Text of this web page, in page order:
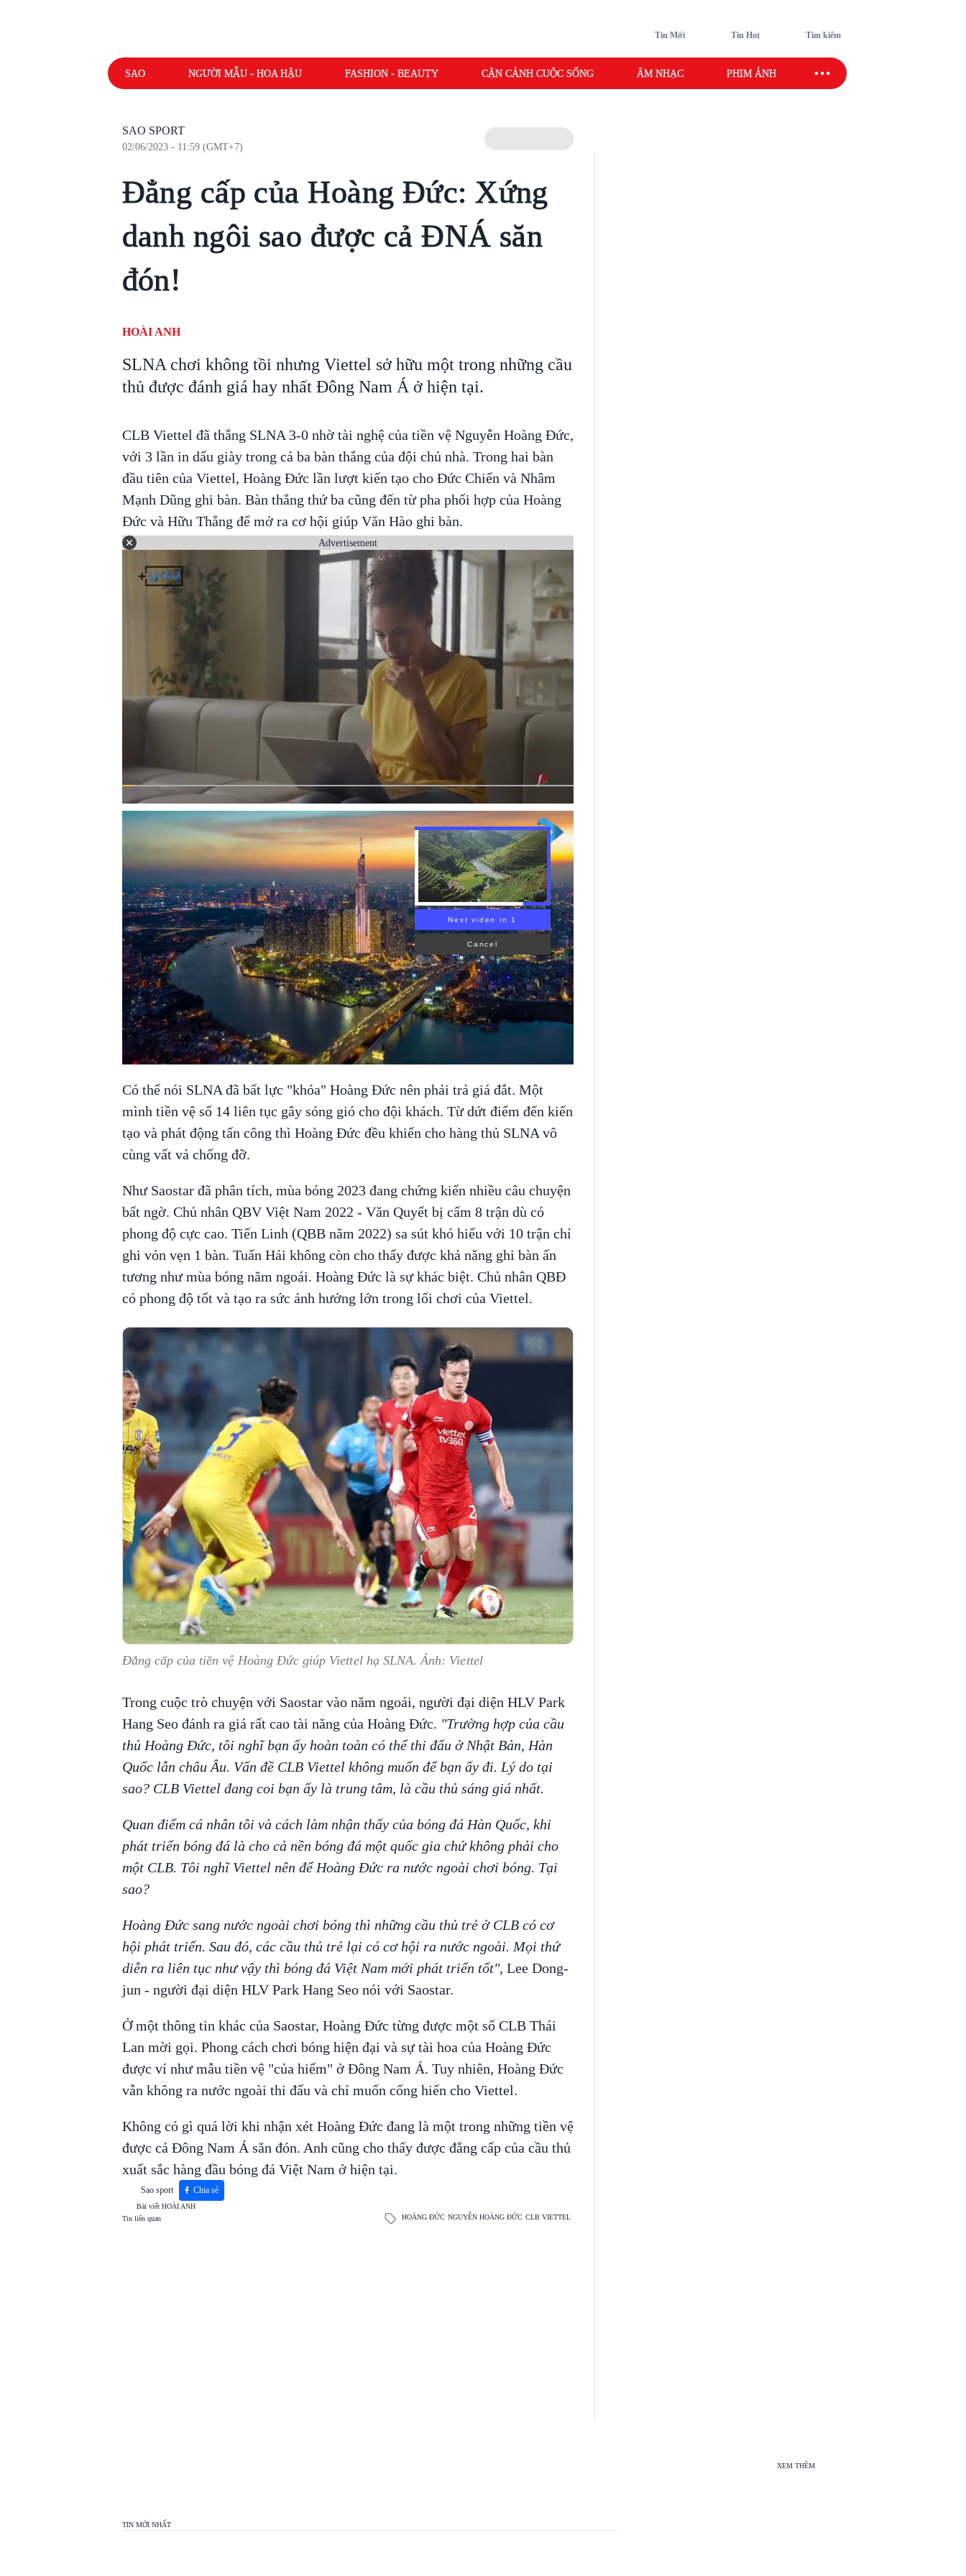
Tin Mới Tin Hot Tìm kiếm
SAO NGƯỜI MẪU - HOA HẬU FASHION - BEAUTY CẬN CẢNH CUỘC SỐNG ÂM NHẠC PHIM ẢNH SAO SPORT
SAO SPORT
02/06/2023 - 11:59 (GMT+7)
Đẳng cấp của Hoàng Đức: Xứng
danh ngôi sao được cả ĐNÁ săn
đón!
HOÀI ANH
SLNA chơi không tồi nhưng Viettel sở hữu một trong những cầu
thủ được đánh giá hay nhất Đông Nam Á ở hiện tại.
CLB Viettel đã thắng SLNA 3-0 nhờ tài nghệ của tiền vệ Nguyễn Hoàng Đức,
với 3 lần in dấu giày trong cả ba bàn thắng của đội chủ nhà. Trong hai bàn
đầu tiên của Viettel, Hoàng Đức lần lượt kiến tạo cho Đức Chiến và Nhâm
Mạnh Dũng ghi bàn. Bàn thắng thứ ba cũng đến từ pha phối hợp của Hoàng
Đức và Hữu Thắng để mở ra cơ hội giúp Văn Hào ghi bàn.
Advertisement
Có thể nói SLNA đã bất lực "khóa" Hoàng Đức nên phải trả giá đắt. Một
mình tiền vệ số 14 liên tục gây sóng gió cho đội khách. Từ dứt điểm đến kiến
tạo và phát động tấn công thì Hoàng Đức đều khiến cho hàng thủ SLNA vô
cùng vất vả chống đỡ.
Như Saostar đã phân tích, mùa bóng 2023 đang chứng kiến nhiều câu chuyện
bất ngờ. Chủ nhân QBV Việt Nam 2022 - Văn Quyết bị cấm 8 trận dù có
phong độ cực cao. Tiến Linh (QBB năm 2022) sa sút khó hiểu với 10 trận chỉ
ghi vỏn vẹn 1 bàn. Tuấn Hải không còn cho thấy được khả năng ghi bàn ấn
tương như mùa bóng năm ngoái. Hoàng Đức là sự khác biệt. Chủ nhân QBĐ
có phong độ tốt và tạo ra sức ảnh hưởng lớn trong lối chơi của Viettel.
Đẳng cấp của tiền vệ Hoàng Đức giúp Viettel hạ SLNA. Ảnh: Viettel
Trong cuộc trò chuyện với Saostar vào năm ngoái, người đại diện HLV Park
Hang Seo đánh ra giá rất cao tài năng của Hoàng Đức. "Trường hợp của cầu
thủ Hoàng Đức, tôi nghĩ bạn ấy hoàn toàn có thể thi đấu ở Nhật Bản, Hàn
Quốc lẫn châu Âu. Vấn đề CLB Viettel không muốn để bạn ấy đi. Lý do tại
sao? CLB Viettel đang coi bạn ấy là trung tâm, là cầu thủ sáng giá nhất.
Quan điểm cá nhân tôi và cách làm nhận thấy của bóng đá Hàn Quốc, khi
phát triển bóng đá là cho cả nền bóng đá một quốc gia chứ không phải cho
một CLB. Tôi nghĩ Viettel nên để Hoàng Đức ra nước ngoài chơi bóng. Tại
sao?
Hoàng Đức sang nước ngoài chơi bóng thì những cầu thủ trẻ ở CLB có cơ
hội phát triển. Sau đó, các cầu thủ trẻ lại có cơ hội ra nước ngoài. Mọi thứ
diễn ra liên tục như vậy thì bóng đá Việt Nam mới phát triển tốt", Lee Dong-
jun - người đại diện HLV Park Hang Seo nói với Saostar.
Ở một thông tin khác của Saostar, Hoàng Đức từng được một số CLB Thái
Lan mời gọi. Phong cách chơi bóng hiện đại và sự tài hoa của Hoàng Đức
được ví như mẫu tiền vệ "của hiếm" ở Đông Nam Á. Tuy nhiên, Hoàng Đức
vẫn không ra nước ngoài thi đấu và chỉ muốn cống hiến cho Viettel.
Không có gì quá lời khi nhận xét Hoàng Đức đang là một trong những tiền vệ
được cả Đông Nam Á săn đón. Anh cũng cho thấy được đẳng cấp của cầu thủ
xuất sắc hàng đầu bóng đá Việt Nam ở hiện tại.
Sao sport Chia sẻ
Bài viết HOÀI ANH
Tin liên quan
HOÀNG ĐỨC NGUYỄN HOÀNG ĐỨC CLB VIETTEL
XEM THÊM
TIN MỚI NHẤT